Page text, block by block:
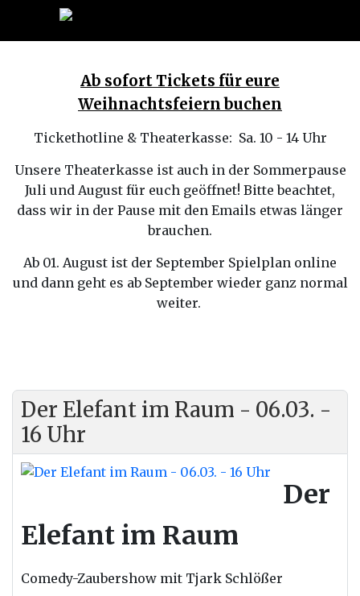
Ab sofort Tickets für eure
Weihnachtsfeiern buchen
Tickethotline & Theaterkasse: Sa. 10 - 14 Uhr
Unsere Theaterkasse ist auch in der Sommerpause
Juli und August für euch geöffnet! Bitte beachtet,
dass wir in der Pause mit den Emails etwas länger
brauchen.
Ab 01. August ist der September Spielplan online
und dann geht es ab September wieder ganz normal
weiter.
Der Elefant im Raum - 06.03. -
16 Uhr
Der
Elefant im Raum
Comedy-Zaubershow mit Tjark Schlößer